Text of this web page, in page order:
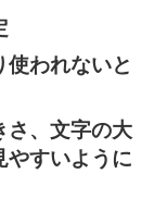
われないと
、文字の大
やすいように